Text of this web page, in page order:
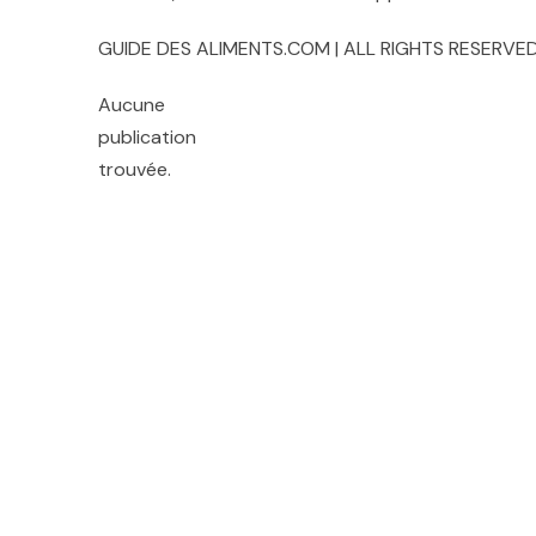
GUIDE DES ALIMENTS.COM | ALL RIGHTS
Aucune
publication
trouvée.